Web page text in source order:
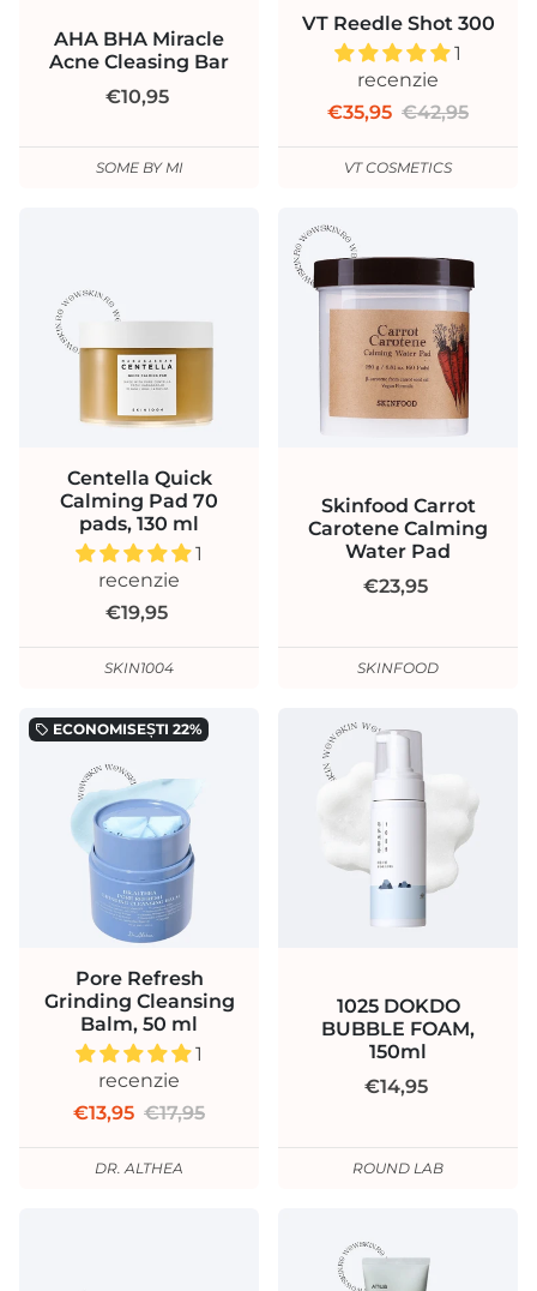
AHA BHA Miracle
Acne Cleasing Bar
€10,95
SOME BY MI
VT Reedle Shot 300
1
recenzie
€35,95 €42,95
VT COSMETICS
Centella Quick
Calming Pad 70
pads, 130 ml
1
recenzie
€19,95
SKIN1004
Skinfood Carrot
Carotene Calming
Water Pad
€23,95
SKINFOOD
local_offer ECONOMISEȘTI 22%
Pore Refresh
Grinding Cleansing
Balm, 50 ml
1
recenzie
€13,95 €17,95
DR. ALTHEA
1025 DOKDO
BUBBLE FOAM,
150ml
€14,95
ROUND LAB